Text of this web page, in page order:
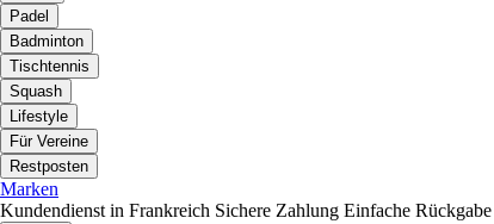
Padel
Badminton
Tischtennis
Squash
Lifestyle
Für Vereine
Restposten
Marken
Kundendienst in Frankreich Sichere Zahlung Einfache Rückgabe